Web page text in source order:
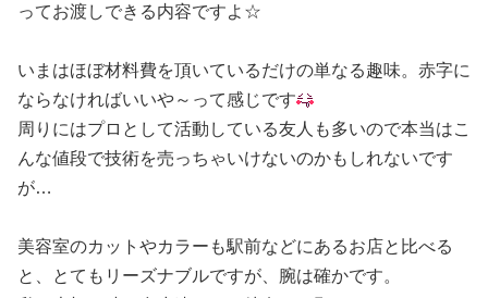
ってお渡しできる内容ですよ☆
いまはほぼ材料費を頂いているだけの単なる趣味。 赤字に
ならなければいいや～って感じです
周りにはプロとして活動している友人も多いので本当はこ
んな値段で技術を売っちゃいけないのかもしれないです
が…
美容室のカットやカラーも駅前などにあるお店と比べる
と、とてもリーズナブルですが、腕は確かです。